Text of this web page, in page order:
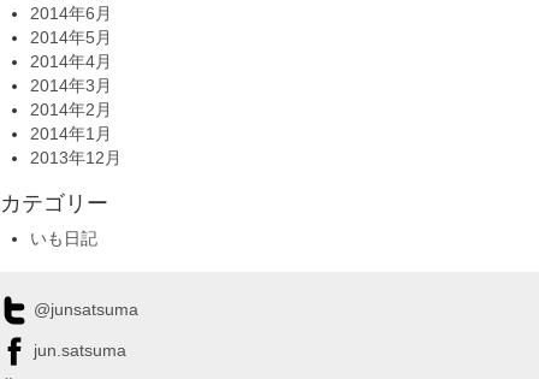
2014年6月
2014年5月
2014年4月
2014年3月
2014年2月
2014年1月
2013年12月
カテゴリー
いも日記
@junsatsuma
jun.satsuma